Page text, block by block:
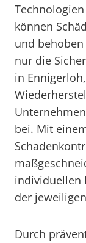
können
und
nur die
in
bei. Mit
individuellen
der
Durch